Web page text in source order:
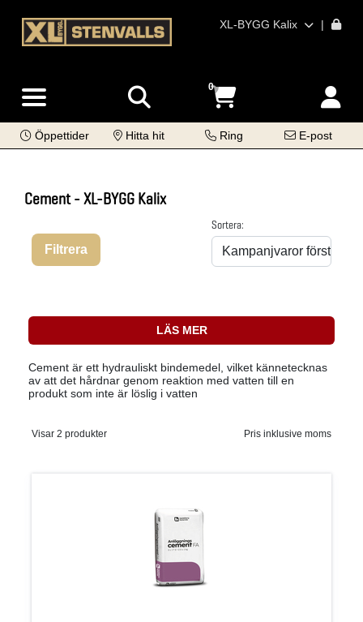
XL-BYGG Kalix |
0
Öppettider Hitta hit Ring E-post
Cement - XL-BYGG Kalix
Filtrera
Sortera:
LÄS MER
Cement är ett hydrauliskt bindemedel, vilket kännetecknas
av att det hårdnar genom reaktion med vatten till en
produkt som inte är löslig i vatten
Visar 2 produkter Pris inklusive moms